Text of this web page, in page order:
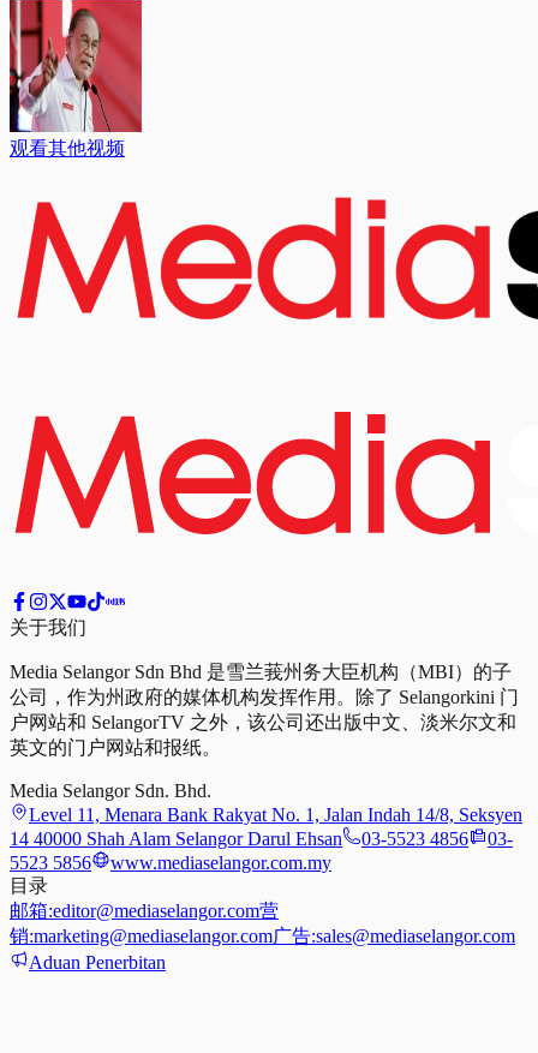
观看其他视频
关于我们
Media Selangor Sdn Bhd 是雪兰莪州务大臣机构（MBI）的子
公司，作为州政府的媒体机构发挥作用。除了 Selangorkini 门
户网站和 SelangorTV 之外，该公司还出版中文、淡米尔文和
英文的门户网站和报纸。
Media Selangor Sdn. Bhd.
Level 11, Menara Bank Rakyat No. 1, Jalan Indah 14/8, Seksyen
14 40000 Shah Alam Selangor Darul Ehsan
03-5523 4856
03-
5523 5856
www.mediaselangor.com.my
目录
邮箱:editor@mediaselangor.com营
销:marketing@mediaselangor.com广告:sales@mediaselangor.com
Aduan Penerbitan